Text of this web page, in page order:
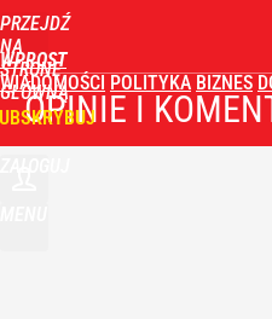
PRZEJDŹ
NA
STRONĘ
GŁÓWNĄ
WPROST
WIADOMOŚCI POLITYKA BIZNES
OPINIE I